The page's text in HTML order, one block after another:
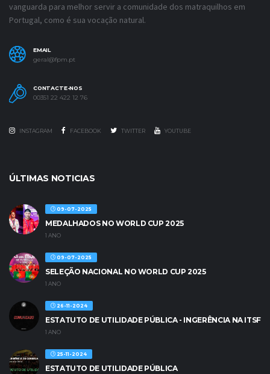
vanguarda para melhor servir a comunidade dos matraquilhos em
Portugal, como é sua vocação natural.
EMAIL
geral@fpm.pt
CONTACTE-NOS
00351 22 422 12 76
INSTAGRAM FACEBOOK TWITTER YOUTUBE
ÚLTIMAS NOTICIAS
09-07-2025
MEDALHADOS NO WORLD CUP 2025
1 ANO
09-07-2025
SELEÇÃO NACIONAL NO WORLD CUP 2025
1 ANO
26-11-2024
ESTATUTO DE UTILIDADE PÚBLICA - INGERÊNCIA NA ITSF
1 ANO
25-11-2024
ESTATUTO DE UTILIDADE PÚBLICA